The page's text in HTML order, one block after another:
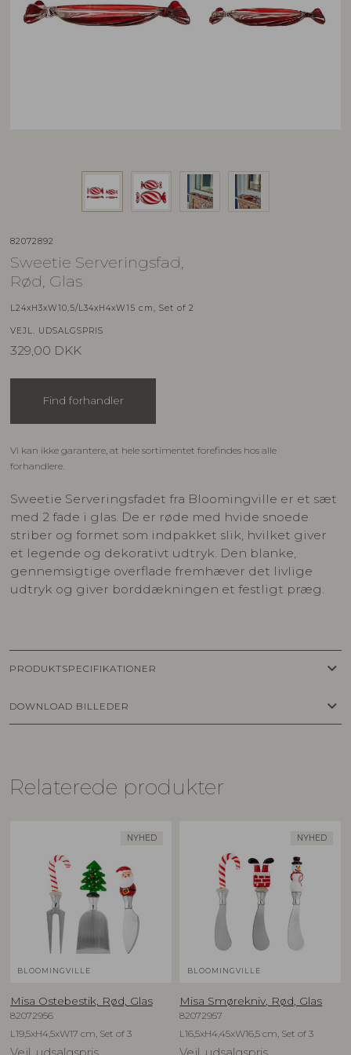
82072892
Sweetie Serveringsfad,
Rød, Glas
L24xH3xW10,5/L34xH4xW15 cm, Set of 2
VEJL. UDSALGSPRIS
329,00 DKK
Find forhandler
Vi kan ikke garantere, at hele sortimentet forefindes hos alle
forhandlere.
Sweetie Serveringsfadet fra Bloomingville er et sæt
med 2 fade i glas. De er røde med hvide snoede
striber og formet som indpakket slik, hvilket giver
et legende og dekorativt udtryk. Den blanke,
gennemsigtige overflade fremhæver det livlige
udtryk og giver borddækningen et festligt præg.
PRODUKTSPECIFIKATIONER keyboard_arrow_down
DOWNLOAD BILLEDER keyboard_arrow_down
Relaterede produkter
NYHED
BLOOMINGVILLE
Misa Ostebestik, Rød, Glas
82072956
L19,5xH4,5xW17 cm, Set of 3
NYHED
BLOOMINGVILLE
Misa Smørekniv, Rød, Glas
82072957
L16,5xH4,45xW16,5 cm, Set of 3